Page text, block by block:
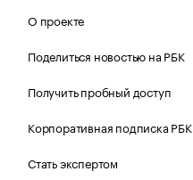
О проекте
Поделиться новостью на РБК
Получить пробный доступ
Корпоративная подписка РБК
Стать экспертом